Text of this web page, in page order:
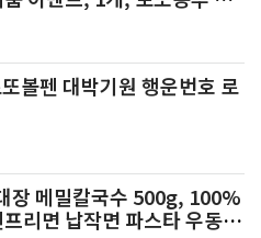
매)
볼펜 대박기원 행운번호 로
장 메밀칼국수 500g, 100%
리면 납작면 파스타 우동면